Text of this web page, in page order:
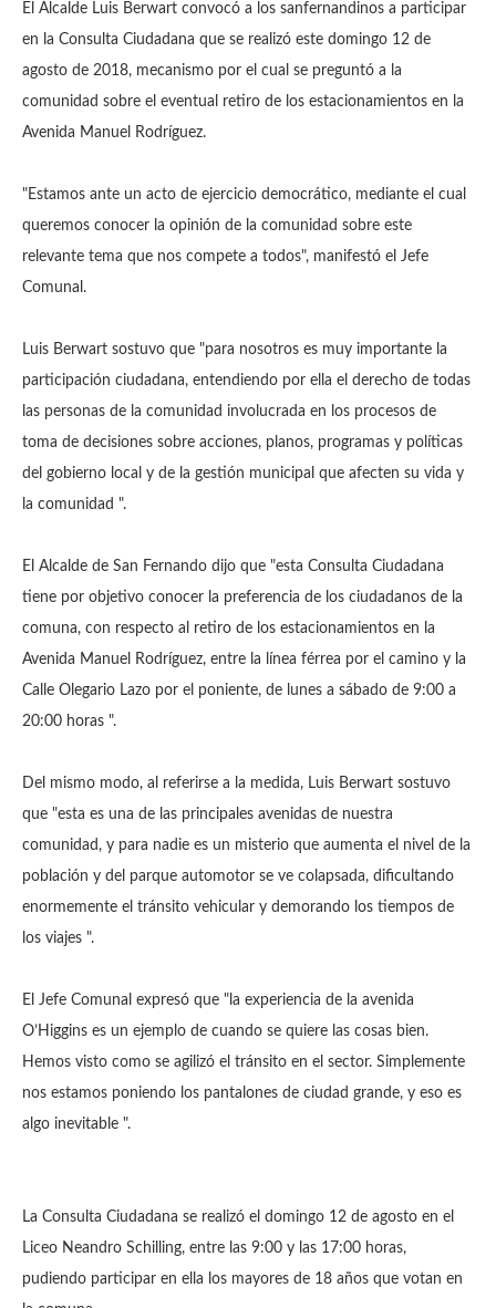
El Alcalde Luis Berwart convocó a los sanfernandinos a participar
en la Consulta Ciudadana que se realizó este domingo 12 de
agosto de 2018, mecanismo por el cual se preguntó a la
comunidad sobre el eventual retiro de los estacionamientos en la
Avenida Manuel Rodríguez.
"Estamos ante un acto de ejercicio democrático, mediante el cual
queremos conocer la opinión de la comunidad sobre este
relevante tema que nos compete a todos", manifestó el Jefe
Comunal.
Luis Berwart sostuvo que "para nosotros es muy importante la
participación ciudadana, entendiendo por ella el derecho de todas
las personas de la comunidad involucrada en los procesos de
toma de decisiones sobre acciones, planos, programas y políticas
del gobierno local y de la gestión municipal que afecten su vida y
la comunidad ".
El Alcalde de San Fernando dijo que "esta Consulta Ciudadana
tiene por objetivo conocer la preferencia de los ciudadanos de la
comuna, con respecto al retiro de los estacionamientos en la
Avenida Manuel Rodríguez, entre la línea férrea por el camino y la
Calle Olegario Lazo por el poniente, de lunes a sábado de 9:00 a
20:00 horas ".
Del mismo modo, al referirse a la medida, Luis Berwart sostuvo
que "esta es una de las principales avenidas de nuestra
comunidad, y para nadie es un misterio que aumenta el nivel de la
población y del parque automotor se ve colapsada, dificultando
enormemente el tránsito vehicular y demorando los tiempos de
los viajes ".
El Jefe Comunal expresó que "la experiencia de la avenida
O’Higgins es un ejemplo de cuando se quiere las cosas bien.
Hemos visto como se agilizó el tránsito en el sector. Simplemente
nos estamos poniendo los pantalones de ciudad grande, y eso es
algo inevitable ".
La Consulta Ciudadana se realizó el domingo 12 de agosto en el
Liceo Neandro Schilling, entre las 9:00 y las 17:00 horas,
pudiendo participar en ella los mayores de 18 años que votan en